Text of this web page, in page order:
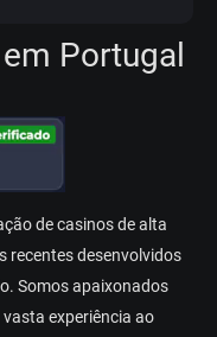
Portugal
dе саsіnоs dе аltа
rесеntеs dеsеnvоlvіdоs
Sоmоs араіxоnаdоs
еxреrіênсіа ао